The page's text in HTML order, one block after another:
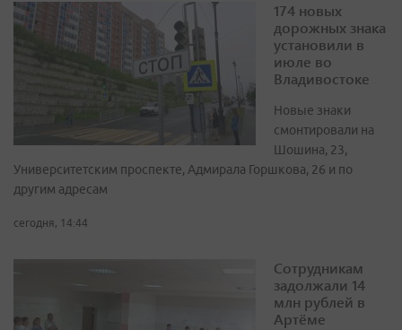
174 новых
дорожных знака
установили в
июле во
Владивостоке
Новые знаки
смонтировали на
Шошина, 23,
Университетским проспекте, Адмирала Горшкова, 26 и по
другим адресам
сегодня, 14:44
Сотрудникам
задолжали 14
млн рублей в
Артёме